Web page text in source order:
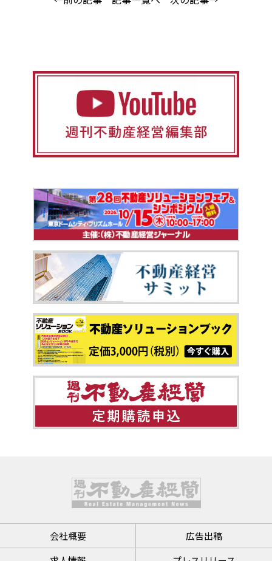
会社概要
広告出稿